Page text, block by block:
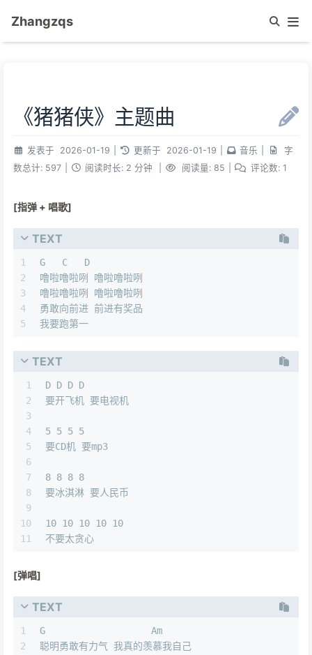
Zhangzqs
《猪猪侠》主题曲
发表于 2026-01-19 更新于 2026-01-19 音乐
字
数总计: 597 阅读时长: 2 分钟 阅读量: 85 评论数: 1
[指弹 + 唱歌]
TEXT
1
2
3
4
5
G   C   D
噜啦噜啦咧 噜啦噜啦咧
噜啦噜啦咧 噜啦噜啦咧
勇敢向前进 前进有奖品
我要跑第一
TEXT
1
2
3
4
5
6
7
8
9
10
11
D D D D
要开飞机 要电视机
5 5 5 5
要CD机 要mp3
8 8 8 8
要冰淇淋 要人民币
10 10 10 10 10
不要太贪心
[弹唱]
TEXT
1
2
G                   Am
聪明勇敢有力气 我真的羡慕我自己